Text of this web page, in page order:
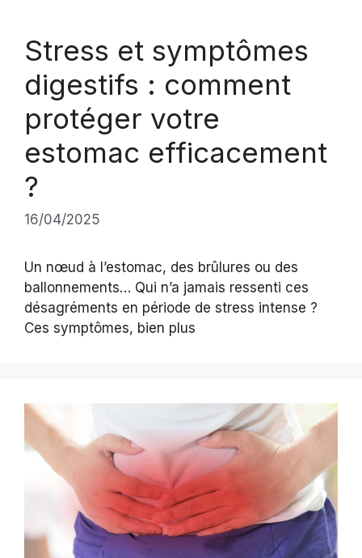
Stress et symptômes
digestifs : comment
protéger votre
estomac efficacement
?
16/04/2025
Un nœud à l’estomac, des brûlures ou des
ballonnements… Qui n’a jamais ressenti ces
désagréments en période de stress intense ?
Ces symptômes, bien plus